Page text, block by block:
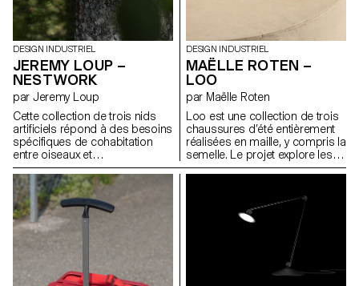
DESIGN INDUSTRIEL
JEREMY LOUP –
NESTWORK
par Jeremy Loup
Cette collection de trois nids
artificiels répond à des besoins
spécifiques de cohabitation
entre oiseaux et
environnements humains.
Chaque modèle est conçu
pour être fonctionnel,
accessible et reproductible. Le
nichoir pour mésanges aide à
réguler naturellement les
chenilles processionnaires.
Celui pour grèbes propose un
espace de nidification flottant
en port, évitant leur installation
DESIGN INDUSTRIEL
MAËLLE ROTEN –
LOO
par Maëlle Roten
Loo est une collection de trois
chaussures d’été entièrement
réalisées en maille, y compris la
semelle. Le projet explore les
possibilités du tricot
points décoratifs pour en
révéler les qualités structurelles
et fonctionnelles. Le dessus
combine un point mousse,
dense et élastique, pour le
maintien, et un tricot ajouré qui
laisse circuler l’air, idéal pour la